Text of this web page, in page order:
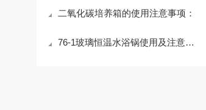
二氧化碳培养箱的使用注意事项：
76-1玻璃恒温水浴锅使用及注意事项